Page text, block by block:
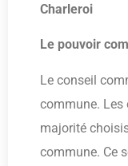
Charleroi
Le pouvoir
Le conseil
commune. Les
majorité
commune. Ce